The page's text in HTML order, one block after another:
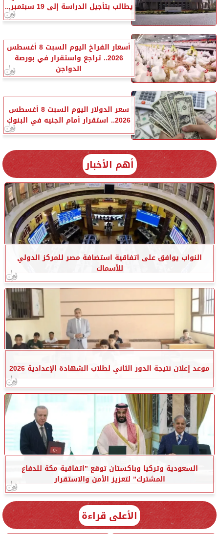
يطالب بتأجيل الدراسة إلى 19 سبتمبر...
أسعار الفراخ اليوم السبت 8 أغسطس
2026.. تراجع واستقرار في بورصة
الدواجن
سعر الدولار اليوم السبت 8 أغسطس
2026.. استقرار أمام الجنيه في البنوك
أهم الأخبار
النواب يوافق على اتفاقية استضافة مصر للمركز الدولي
للأسماك
موعد إعلان نتيجة الدور الثاني لطلاب الشهادة الإعدادية 2026
السعودية وتركيا وباكستان توقع ”اتفاقية مكة للدفاع
المشترك” لتعزيز الأمن والاستقرار
الأعلى قراءة